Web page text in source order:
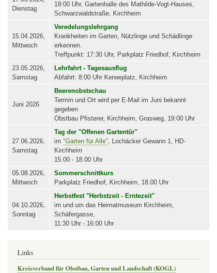
Dienstag
19:00 Uhr, Gartenhalle des Mathilde-Vogt-Hauses,
Schwarzwaldstraße, Kirchheim
15.04.2026,
Mittwoch
Veredelungslehrgang
Krankheiten im Garten, Nützlinge und Schädlinge
erkennen.
Treffpunkt: 17:30 Uhr, Parkplatz Friedhof, Kirchheim
23.05.2026,
Samstag
Lehrfahrt - Tagesausflug
Abfahrt: 8:00 Uhr Kerweplatz, Kirchheim
Juni 2026
Beerenobstschau
Termin und Ort wird per E-Mail im Juni bekannt
gegeben
Obstbau Pfisterer, Kirchheim, Grasweg, 19:00 Uhr
27.06.2026,
Samstag
Tag der "Offenen Gartentür"
im "Garten für Alle" , Lochäcker Gewann 1, HD-
Kirchheim
15.00 - 18.00 Uhr
05.08.2026,
Mittwoch
Sommerschnittkurs
Parkplatz Friedhof, Kirchheim, 18.00 Uhr
04.10.2026,
Sonntag
Herbstfest "Herbstzeit - Erntezeit"
im und um das Heimatmuseum Kirchheim,
Schäfergasse,
11:30 Uhr - 16:00 Uhr
Links
Kreisverband für Obstbau, Garten und Landschaft (KOGL)